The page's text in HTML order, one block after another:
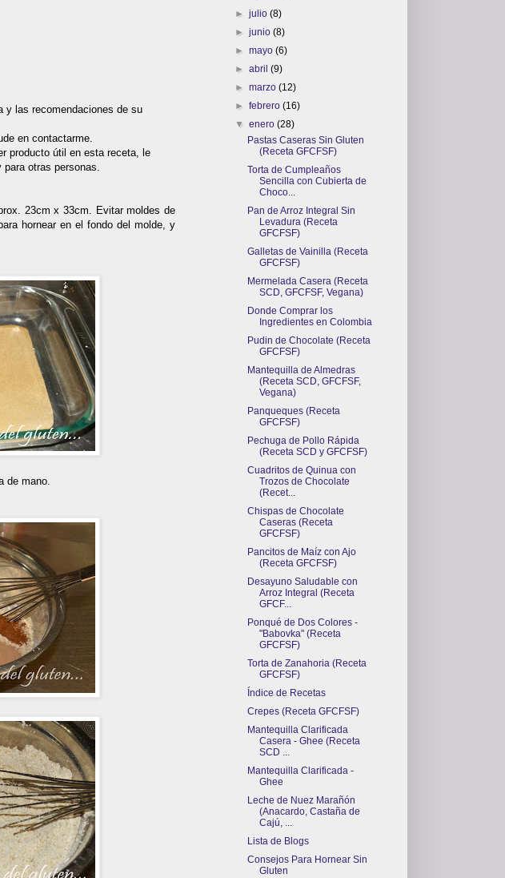
y las recomendaciones de su
en contactarme.
producto útil en esta receta, le
otras personas.
23cm x 33cm. Evitar moldes de
hornear en el fondo del molde, y
de mano.
►julio(8)
►junio(8)
►mayo(6)
►abril(9)
►marzo(12)
►febrero(16)
▼enero(28)
Pastas Caseras Sin Gluten
(Receta GFCFSF)
Torta de Cumpleaños
Sencilla con Cubierta de
Choco...
Pan de Arroz Integral Sin
Levadura (Receta
GFCFSF)
Galletas de Vainilla (Receta
GFCFSF)
Mermelada Casera (Receta
SCD, GFCFSF, Vegana)
Donde Comprar los
Ingredientes en Colombia
Pudin de Chocolate (Receta
GFCFSF)
Mantequilla de Almedras
(Receta SCD, GFCFSF,
Vegana)
Panqueques (Receta
GFCFSF)
Pechuga de Pollo Rápida
(Receta SCD y GFCFSF)
Cuadritos de Quinua con
Trozos de Chocolate
(Recet...
Chispas de Chocolate
Caseras (Receta
GFCFSF)
Pancitos de Maíz con Ajo
(Receta GFCFSF)
Desayuno Saludable con
Arroz Integral (Receta
GFCF...
Ponqué de Dos Colores -
"Babovka" (Receta
GFCFSF)
Torta de Zanahoria (Receta
GFCFSF)
Índice de Recetas
Crepes (Receta GFCFSF)
Mantequilla Clarificada
Casera - Ghee (Receta
SCD ...
Mantequilla Clarificada -
Ghee
Leche de Nuez Marañón
(Anacardo, Castaña de
Cajú, ...
Lista de Blogs
Consejos Para Hornear Sin
Gluten